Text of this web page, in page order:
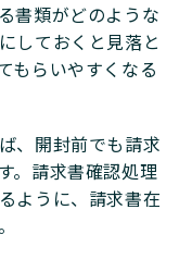
書類がどのような
しておくと見落と
もらいやすくなる
、開封前でも請求
。請求書確認処理
ように、請求書在